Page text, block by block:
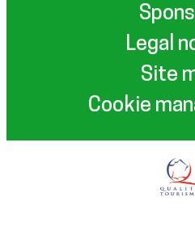
Legal
Site
Cookie